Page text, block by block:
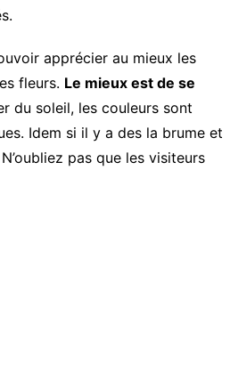
apprécier au mieux les
fleurs. Le mieux est de se
du soleil, les couleurs sont
Idem si il y a des la brume et
pas que les visiteurs